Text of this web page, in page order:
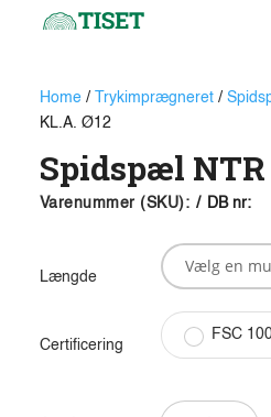
Home/ Trykimprægneret/
KL.A. Ø12
Spidspæl NTR
Varenummer (SKU): / DB nr:
Længde
Certificering
FSC